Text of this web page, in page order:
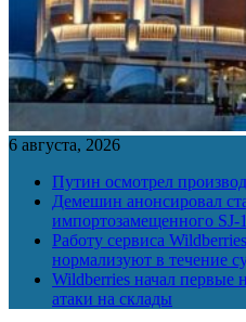
6 августа, 2026
Путин осмотрел
Демешин анонсировал
импортозамещенного SJ-
Работу сервиса
нормализуют в течение
Wildberries начал первые
атаки на склады